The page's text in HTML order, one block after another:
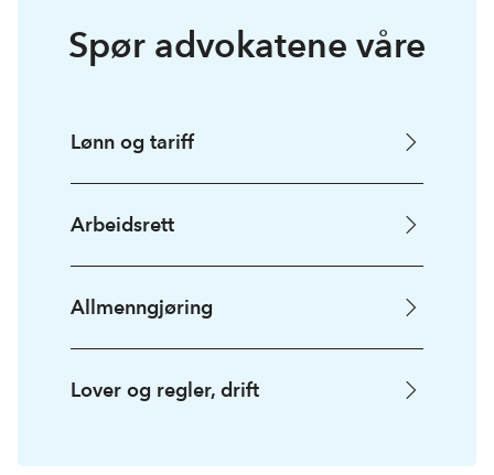
Spør advokatene våre
Lønn og tariff
Arbeidsrett
Allmenngjøring
Lover og regler, drift